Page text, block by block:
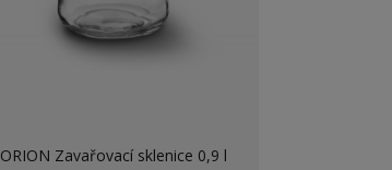
ORION Zavařovací sklenice 0,9 l